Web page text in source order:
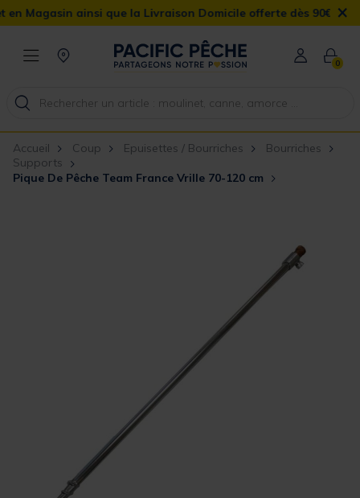
ainsi que la Livraison Domicile offerte dès 90€ ×
0
Accueil Coup Epuisettes / Bourriches
Bourriches
Supports
Pique De Pêche Team France Vrille 70-120 cm